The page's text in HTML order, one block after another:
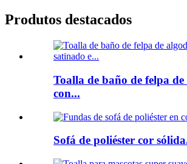
Produtos destacados
Toalla de baño de felpa
con...
Sofá de poliéster cor